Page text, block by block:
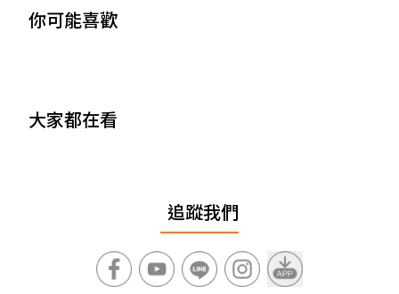
你可能喜歡
大家都在看
追蹤我們